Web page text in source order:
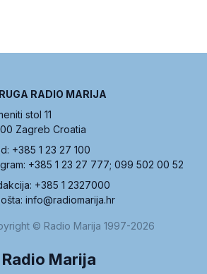
RADIO MARIJA
stol 11
Zagreb Croatia
+385 1 23 27 100
+385 1 23 27 777; 099 502 00 52
+385 1 2327000
info@radiomarija.hr
© Radio Marija 1997-2026
Radio Marija